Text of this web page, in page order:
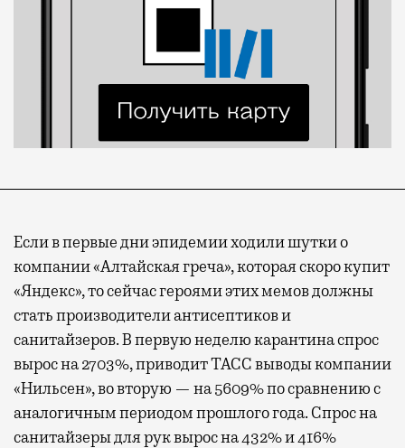
Если в первые дни эпидемии ходили шутки о
компании «Алтайская греча», которая скоро купит
«Яндекс», то сейчас героями этих мемов должны
стать производители антисептиков и
санитайзеров. В первую неделю карантина спрос
вырос на 2703%, приводит ТАСС выводы компании
«Нильсен», во вторую — на 5609% по сравнению с
аналогичным периодом прошлого года. Спрос на
санитайзеры для рук вырос на 432% и 416%